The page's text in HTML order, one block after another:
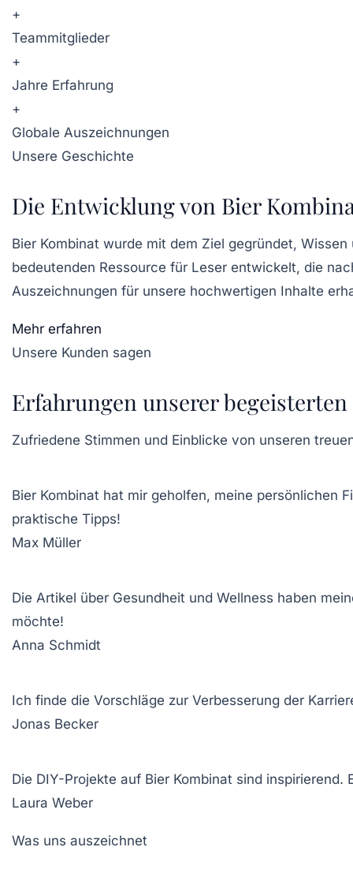
+
Teammitglieder
+
Jahre Erfahrung
+
Globale Auszeichnungen
Unsere Geschichte
Die Entwicklung von Bier
Bier Kombinat wurde mit dem Ziel gegründet,
bedeutenden Ressource für Leser entwickelt, die
Auszeichnungen für unsere hochwertigen Inhalte
Mehr erfahren
Unsere Kunden sagen
Erfahrungen unserer begeisterten
Zufriedene Stimmen und Einblicke von unseren
Bier Kombinat hat mir geholfen, meine persönlichen
praktische Tipps!
Max Müller
Die Artikel über Gesundheit und Wellness haben
möchte!
Anna Schmidt
Ich finde die Vorschläge zur Verbesserung der
Jonas Becker
Die DIY-Projekte auf Bier Kombinat sind
Laura Weber
Was uns auszeichnet